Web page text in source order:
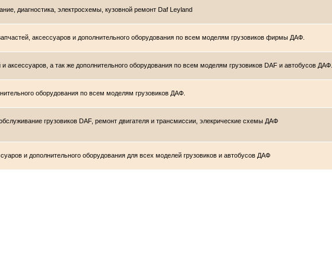
диагностика, электросхемы, кузовной ремонт Daf Leyland
аксессуаров и дополнительного оборудования по всем моделям грузовиков фирмы ДАФ.
и аксессуаров, а так же дополнительного оборудования по всем моделям грузовиков DAF и автобусов ДАФ.
оборудования по всем моделям грузовиков ДАФ.
грузовиков DAF, ремонт двигателя и трансмиссии, элекрические схемы ДАФ
и дополнительного оборудования для всех моделей грузовиков и автобусов ДАФ